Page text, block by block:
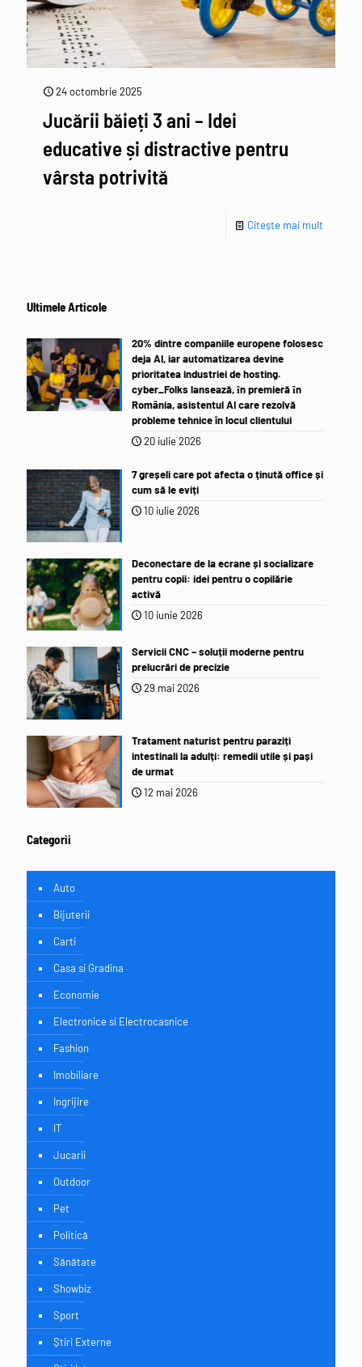
24 octombrie 2025
Jucării băieți 3 ani – Idei
educative și distractive pentru
vârsta potrivită
Citește mai mult
Ultimele Articole
20% dintre companiile europene folosesc
deja AI, iar automatizarea devine
prioritatea industriei de hosting.
cyber_Folks lansează, ȋn premieră ȋn
România, asistentul AI care rezolvă
probleme tehnice în locul clientului
20 iulie 2026
7 greșeli care pot afecta o ținută office și
cum să le eviți
10 iulie 2026
Deconectare de la ecrane și socializare
pentru copii: idei pentru o copilărie
activă
10 iunie 2026
Servicii CNC – soluții moderne pentru
prelucrări de precizie
29 mai 2026
Tratament naturist pentru paraziți
intestinali la adulți: remedii utile și pași
de urmat
12 mai 2026
Categorii
Auto
Bijuterii
Carti
Casa si Gradina
Economie
Electronice si Electrocasnice
Fashion
Imobiliare
Ingrijire
IT
Jucarii
Outdoor
Pet
Politică
Sănătate
Showbiz
Sport
Știri Externe